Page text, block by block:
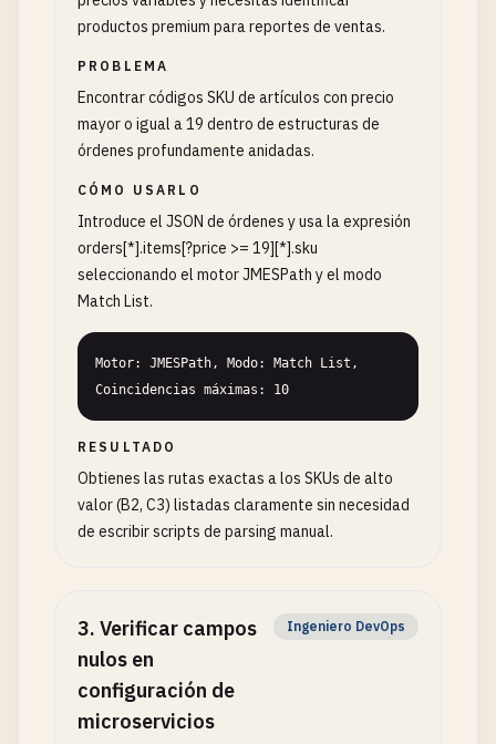
productos premium para reportes de ventas.
PROBLEMA
Encontrar códigos SKU de artículos con precio
mayor o igual a 19 dentro de estructuras de
órdenes profundamente anidadas.
CÓMO USARLO
Introduce el JSON de órdenes y usa la expresión
orders[*].items[?price >= 19][*].sku
seleccionando el motor JMESPath y el modo
Match List.
Motor: JMESPath, Modo: Match List,
Coincidencias máximas: 10
RESULTADO
Obtienes las rutas exactas a los SKUs de alto
valor (B2, C3) listadas claramente sin necesidad
de escribir scripts de parsing manual.
3. Verificar campos
nulos en
configuración de
microservicios
Ingeniero DevOps